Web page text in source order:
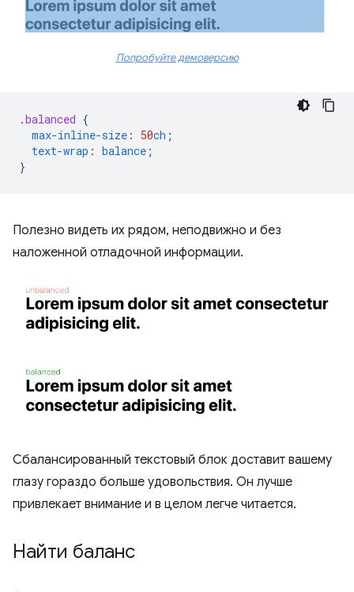
Попробуйте демоверсию
.balanced {
max-inline-size : 50ch ;
text-wrap : balance ;
}
Полезно видеть их рядом, неподвижно и без
наложенной отладочной информации.
Сбалансированный текстовый блок доставит вашему
глазу гораздо больше удовольствия. Он лучше
привлекает внимание и в целом легче читается.
Найти баланс